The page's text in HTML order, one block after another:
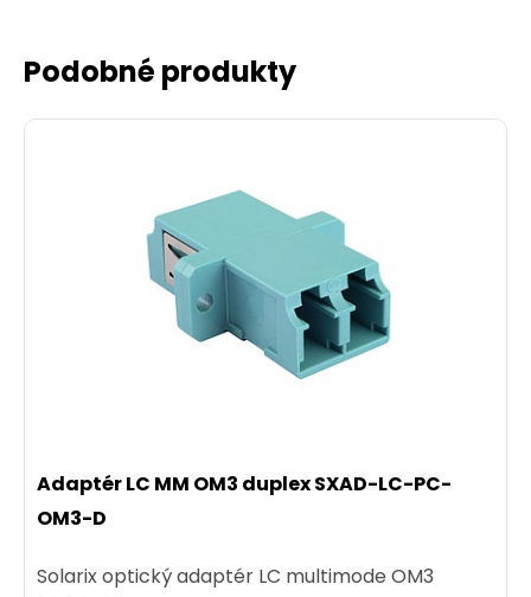
Podobné produkty
Adaptér LC MM OM3 duplex SXAD-LC-PC-
OM3-D
Solarix optický adaptér LC multimode OM3